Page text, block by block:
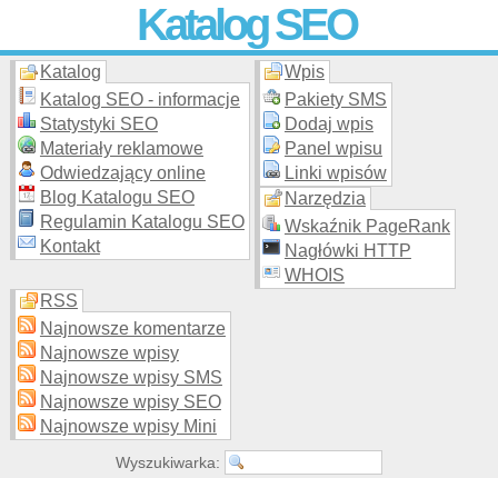
Katalog SEO
Skuteczna i promocja stron WWW –
moderowanego katalogu za darmo!
Katalog
Katalog SEO - informacje
Statystyki SEO
Materiały reklamowe
Odwiedzający online
Blog Katalogu SEO
Regulamin Katalogu SEO
Kontakt
Wpis
Pakiety SMS
Dodaj wpis
Panel wpisu
Linki wpisów
Narzędzia
Wskaźnik PageRank
Nagłówki HTTP
WHOIS
RSS
Najnowsze komentarze
Najnowsze wpisy
Najnowsze wpisy SMS
Najnowsze wpisy SEO
Najnowsze wpisy Mini
Wyszukiwarka: